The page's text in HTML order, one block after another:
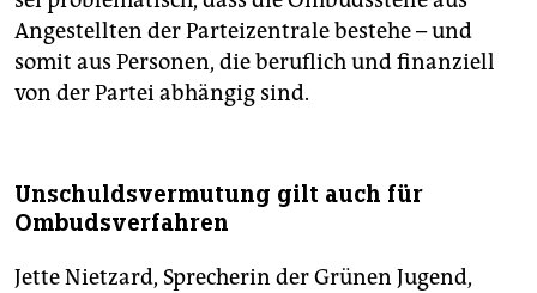
Angestellten der Parteizentrale bestehe – und
somit aus Personen, die beruflich und finanziell
von der Partei abhängig sind.
Unschuldsvermutung gilt auch für
Ombudsverfahren
Jette Nietzard, Sprecherin der Grünen Jugend,